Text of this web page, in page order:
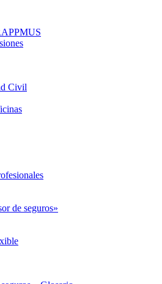
Civil
de seguros»